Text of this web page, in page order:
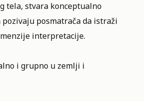
tela, stvara konceptualno
posmatrača da istraži
interpretacije.
i grupno u zemlji i